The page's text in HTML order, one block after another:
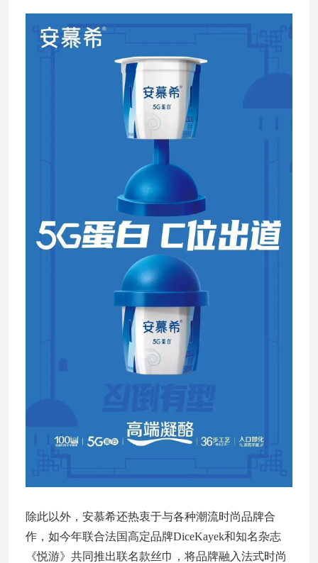
除此以外，安慕希还热衷于与各种潮流时尚品牌合
作，如今年联合法国高定品牌DiceKayek和知名杂志
《悦游》共同推出联名款丝巾，将品牌融入法式时尚